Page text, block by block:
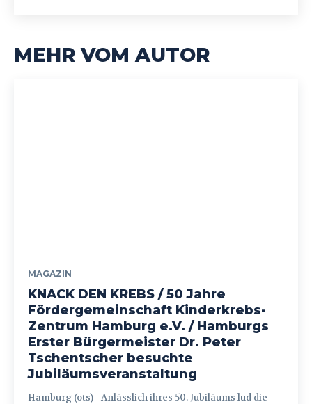
MEHR VOM AUTOR
MAGAZIN
KNACK DEN KREBS / 50 Jahre
Fördergemeinschaft Kinderkrebs-
Zentrum Hamburg e.V. / Hamburgs
Erster Bürgermeister Dr. Peter
Tschentscher besuchte
Jubiläumsveranstaltung
Hamburg (ots) - Anlässlich ihres 50. Jubiläums lud die